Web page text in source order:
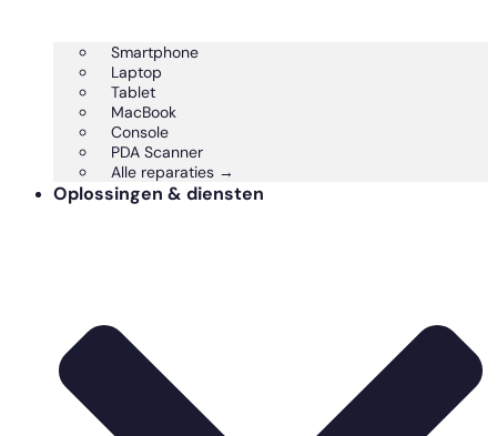
Smartphone
Laptop
Tablet
MacBook
Console
PDA Scanner
Alle reparaties →
Oplossingen & diensten